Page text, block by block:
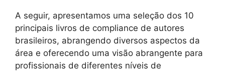
A seguir, apresentamos uma seleção dos 10
principais livros de compliance de autores
brasileiros, abrangendo diversos aspectos da
área e oferecendo uma visão abrangente para
profissionais de diferentes níveis de